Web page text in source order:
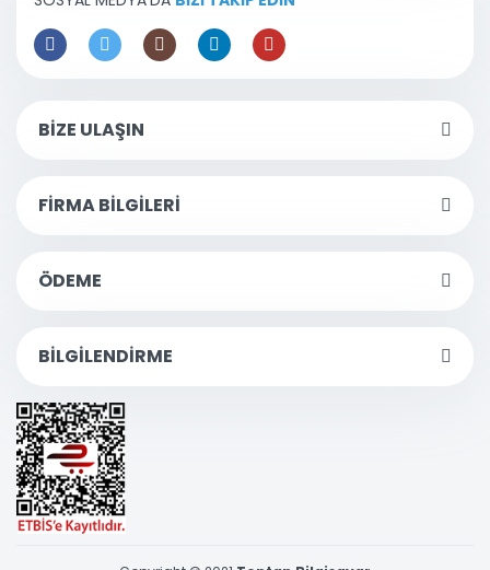
BİZE ULAŞIN
FİRMA BİLGİLERİ
ÖDEME
BİLGİLENDİRME